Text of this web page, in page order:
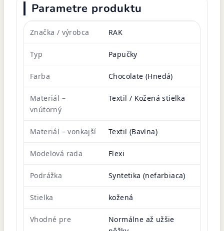
Parametre produktu
Značka / výrobca RAK
Typ Papučky
Farba Chocolate (Hnedá)
Materiál –
vnútorný
Textil / Kožená stielka
Materiál – vonkajší Textil (Bavlna)
Modelová rada Flexi
Podrážka Syntetika (nefarbiaca)
Stielka kožená
Vhodné pre
Normálne až užšie